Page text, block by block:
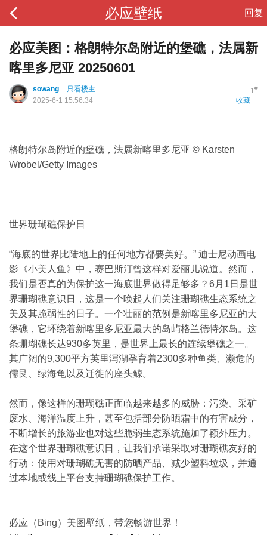
必应壁纸 回复
必应美图：格朗特尔岛附近的堡礁，法属新
喀里多尼亚 20250601
1#
sowang
只看楼主
收藏
2025-6-1 15:56:34
格朗特尔岛附近的堡礁，法属新喀里多尼亚 © Karsten
Wrobel/Getty Images
世界珊瑚礁保护日
“海底的世界比陆地上的任何地方都要美好。” 迪士尼动画电
影《小美人鱼》中，赛巴斯汀曾这样对爱丽儿说道。然而，
我们是否真的为保护这一海底世界做得足够多？6月1日是世
界珊瑚礁意识日，这是一个唤起人们关注珊瑚礁生态系统之
美及其脆弱性的日子。一个壮丽的范例是新喀里多尼亚的大
堡礁，它环绕着新喀里多尼亚最大的岛屿格兰德特尔岛。这
条珊瑚礁长达930多英里，是世界上最长的连续堡礁之一。
其广阔的9,300平方英里泻湖孕育着2300多种鱼类、濒危的
儒艮、绿海龟以及迁徙的座头鲸。
然而，像这样的珊瑚礁正面临越来越多的威胁：污染、采矿
废水、海洋温度上升，甚至包括部分防晒霜中的有害成分，
不断增长的旅游业也对这些脆弱生态系统施加了额外压力。
在这个世界珊瑚礁意识日，让我们承诺采取对珊瑚礁友好的
行动：使用对珊瑚礁无害的防晒产品、减少塑料垃圾，并通
过本地或线上平台支持珊瑚礁保护工作。
必应（Bing）美图壁纸，带您畅游世界！